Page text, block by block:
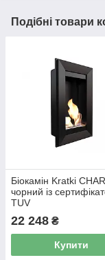
Подібні товари
Біокамін Kratki
чорний із
TUV
22 248 ₴
Купити